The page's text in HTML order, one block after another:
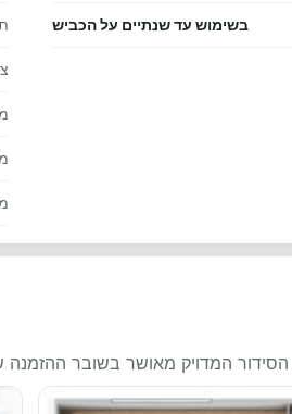
בשימוש עד שנתיים על הכביש
המדויק מאושר בשובר ההזמנה